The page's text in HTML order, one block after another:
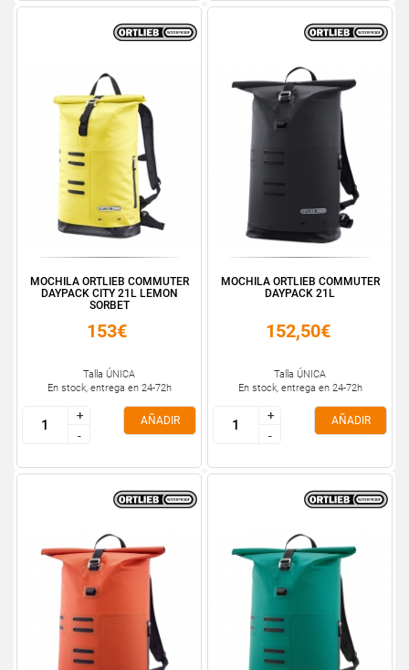
MOCHILA ORTLIEB COMMUTER
DAYPACK CITY 21L LEMON
SORBET
153€
Talla ÚNICA
En stock, entrega en 24-72h
+
-
+
-
AÑADIR
MOCHILA ORTLIEB COMMUTER
DAYPACK 21L
152,50€
Talla ÚNICA
En stock, entrega en 24-72h
+
-
+
-
AÑADIR